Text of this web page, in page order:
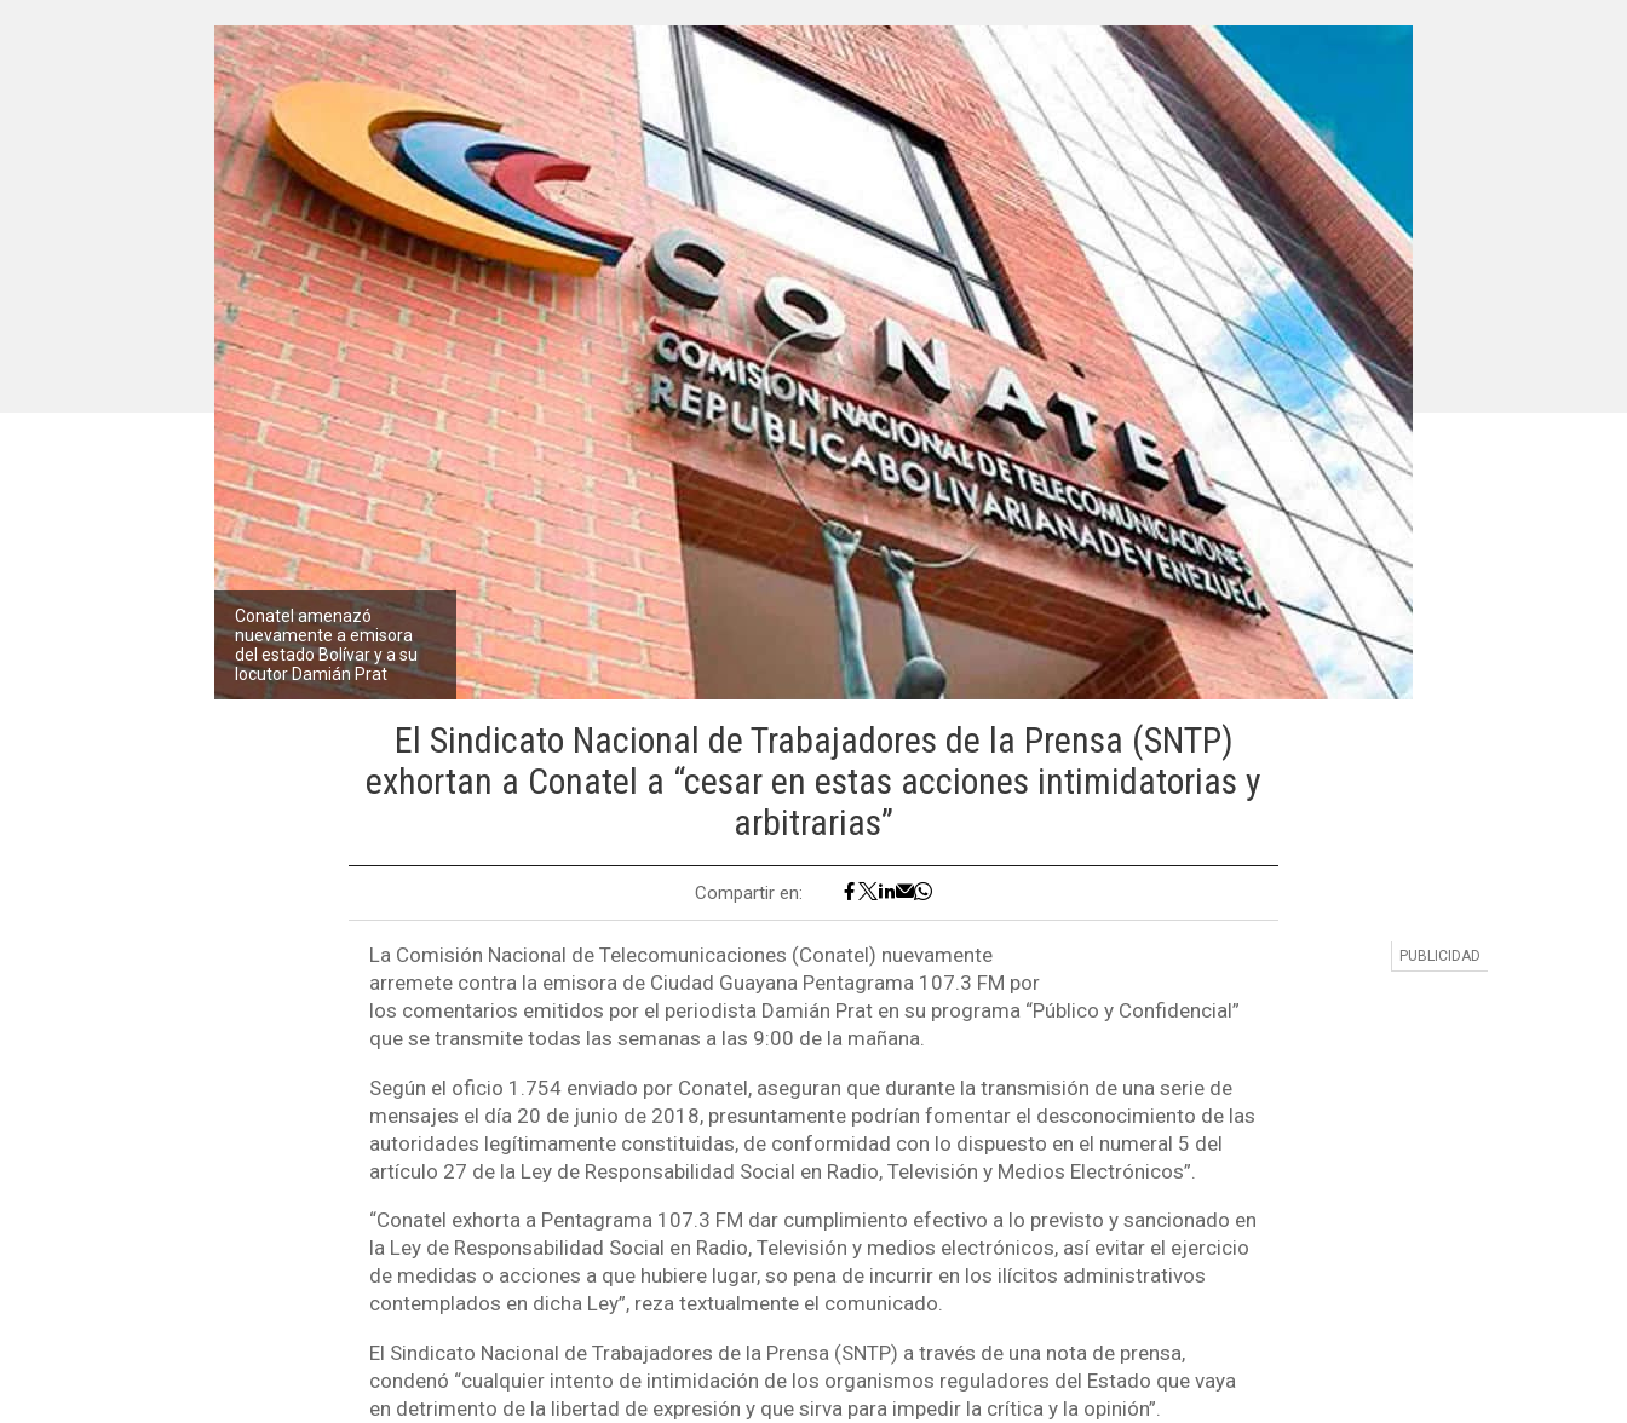
Conatel amenazó
nuevamente a emisora
del estado Bolívar y a su
locutor Damián Prat
El Sindicato Nacional de Trabajadores de la Prensa (SNTP)
exhortan a Conatel a “cesar en estas acciones intimidatorias y
arbitrarias”
Compartir en:
La Comisión Nacional de Telecomunicaciones (Conatel) nuevamente
arremete contra la emisora de Ciudad Guayana Pentagrama 107.3 FM por
los comentarios emitidos por el periodista Damián Prat en su programa “Público y Confidencial”
que se transmite todas las semanas a las 9:00 de la mañana.
Según el oficio 1.754 enviado por Conatel, aseguran que durante la transmisión de una serie de
mensajes el día 20 de junio de 2018, presuntamente podrían fomentar el desconocimiento de las
autoridades legítimamente constituidas, de conformidad con lo dispuesto en el numeral 5 del
artículo 27 de la Ley de Responsabilidad Social en Radio, Televisión y Medios Electrónicos”.
“Conatel exhorta a Pentagrama 107.3 FM dar cumplimiento efectivo a lo previsto y sancionado en
la Ley de Responsabilidad Social en Radio, Televisión y medios electrónicos, así evitar el ejercicio
de medidas o acciones a que hubiere lugar, so pena de incurrir en los ilícitos administrativos
contemplados en dicha Ley”, reza textualmente el comunicado.
El Sindicato Nacional de Trabajadores de la Prensa (SNTP) a través de una nota de prensa,
condenó “cualquier intento de intimidación de los organismos reguladores del Estado que vaya
en detrimento de la libertad de expresión y que sirva para impedir la crítica y la opinión”.